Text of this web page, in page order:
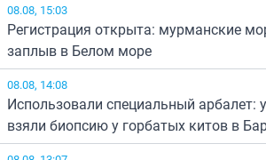
08.08, 15:03
Регистрация открыта: мурманские
заплыв в Белом море
08.08, 14:08
Использовали специальный арбалет:
взяли биопсию у горбатых китов в